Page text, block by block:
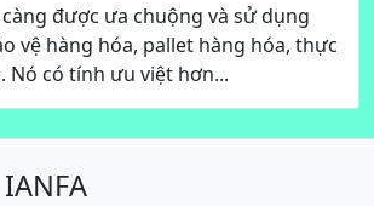
càng được ưa chuộng và sử dụng
vệ hàng hóa, pallet hàng hóa, thực
Nó có tính ưu việt hơn...